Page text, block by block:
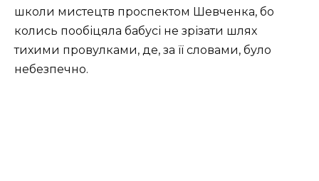
школи мистецтв проспектом Шевченка, бо
колись пообіцяла бабусі не зрізати шлях
тихими провулками, де, за її словами, було
небезпечно.